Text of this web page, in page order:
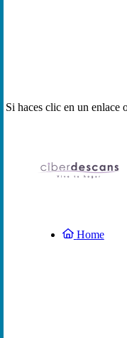
Si haces clic en un enlace
Home